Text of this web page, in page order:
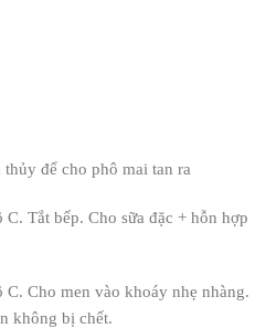
để cho phô mai tan ra
Tắt bếp. Cho sữa đặc + hỗn hợp
Cho men vào khoáy nhẹ nhàng.
không bị chết.